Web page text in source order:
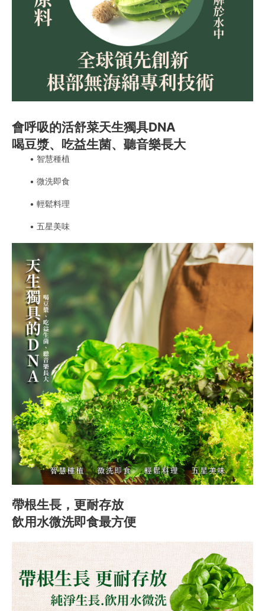
會呼吸的活舒菜天生獨具DNA
喝豆漿、吃益生菌、聽音樂長大
智慧種植
微洗即食
輕鬆料理
五星美味
帶根生長，更耐存放
飲用水微洗即食最方便